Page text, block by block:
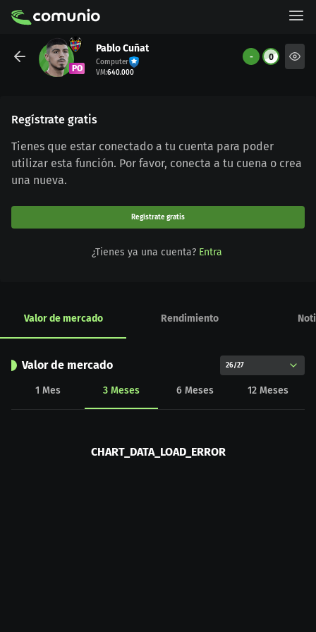
PO
Pablo Cuñat
Computer
VM:640.000
- 0
Regístrate gratis
Tienes que estar conectado a tu cuenta para poder
utilizar esta función. Por favor, conecta a tu cuena o crea
una nueva.
Regístrate gratis
¿Tienes ya una cuenta? Entra
Valor de mercado Rendimiento
Valor de mercado 26/27
1 Mes 3 Meses 6 Meses 12 Meses
CHART_DATA_LOAD_ERROR